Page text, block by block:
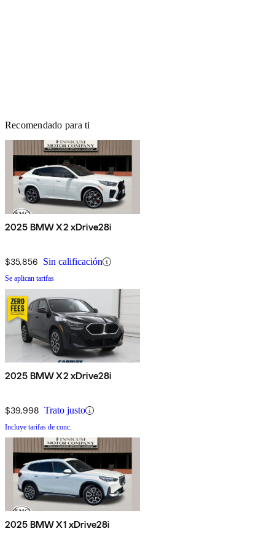
Recomendado para ti
2025 BMW X2 xDrive28i
$35,856 Sin calificación
Se aplican tarifas
2025 BMW X2 xDrive28i
$39,998 Trato justo
Incluye tarifas de conc.
2025 BMW X1 xDrive28i